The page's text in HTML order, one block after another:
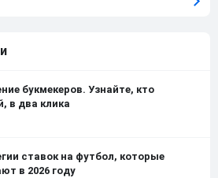
букмекеров. Узнайте, кто
в два клика
ставок на футбол, которые
в 2026 году